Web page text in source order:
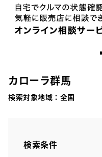
カローラ群馬
検索対象地域： 全国
検索条件